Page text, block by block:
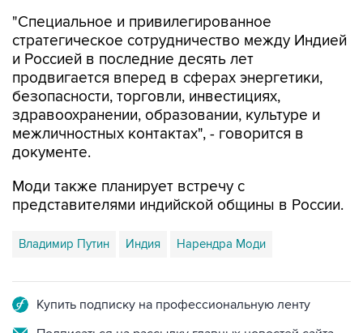
"Специальное и привилегированное
стратегическое сотрудничество между Индией
и Россией в последние десять лет
продвигается вперед в сферах энергетики,
безопасности, торговли, инвестициях,
здравоохранении, образовании, культуре и
межличностных контактах", - говорится в
документе.
Моди также планирует встречу с
представителями индийской общины в России.
Владимир Путин Индия Нарендра Моди
Купить подписку на профессиональную ленту